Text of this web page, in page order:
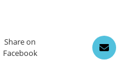
Share on
Facebook
Opens
in